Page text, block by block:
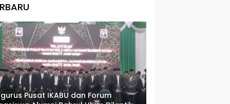
Pusat IKABU dan Forum